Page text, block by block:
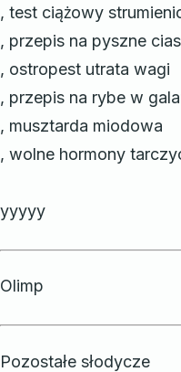
, test ciążowy
, przepis na pyszne
, ostropest utrata wagi
, przepis na rybe w
, musztarda miodowa
, wolne hormony
yyyyy
Olimp
Pozostałe słodycze